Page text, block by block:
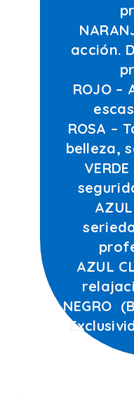
acción.
ROJO –
ROSA –
belleza,
AZUL
NEGRO